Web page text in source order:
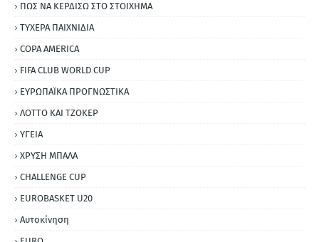
ΠΩΣ ΝΑ ΚΕΡΔΙΣΩ ΣΤΟ ΣΤΟΙΧΗΜΑ
ΤΥΧΕΡΑ ΠΑΙΧΝΙΔΙΑ
COPA AMERICA
FIFA CLUB WORLD CUP
ΕΥΡΩΠΑΪΚΑ ΠΡΟΓΝΩΣΤΙΚΑ
ΛΟΤΤΟ ΚΑΙ ΤΖΟΚΕΡ
ΥΓΕΙΑ
ΧΡΥΣΗ ΜΠΑΛΑ
CHALLENGE CUP
EUROBASKET U20
Αυτοκίνηση